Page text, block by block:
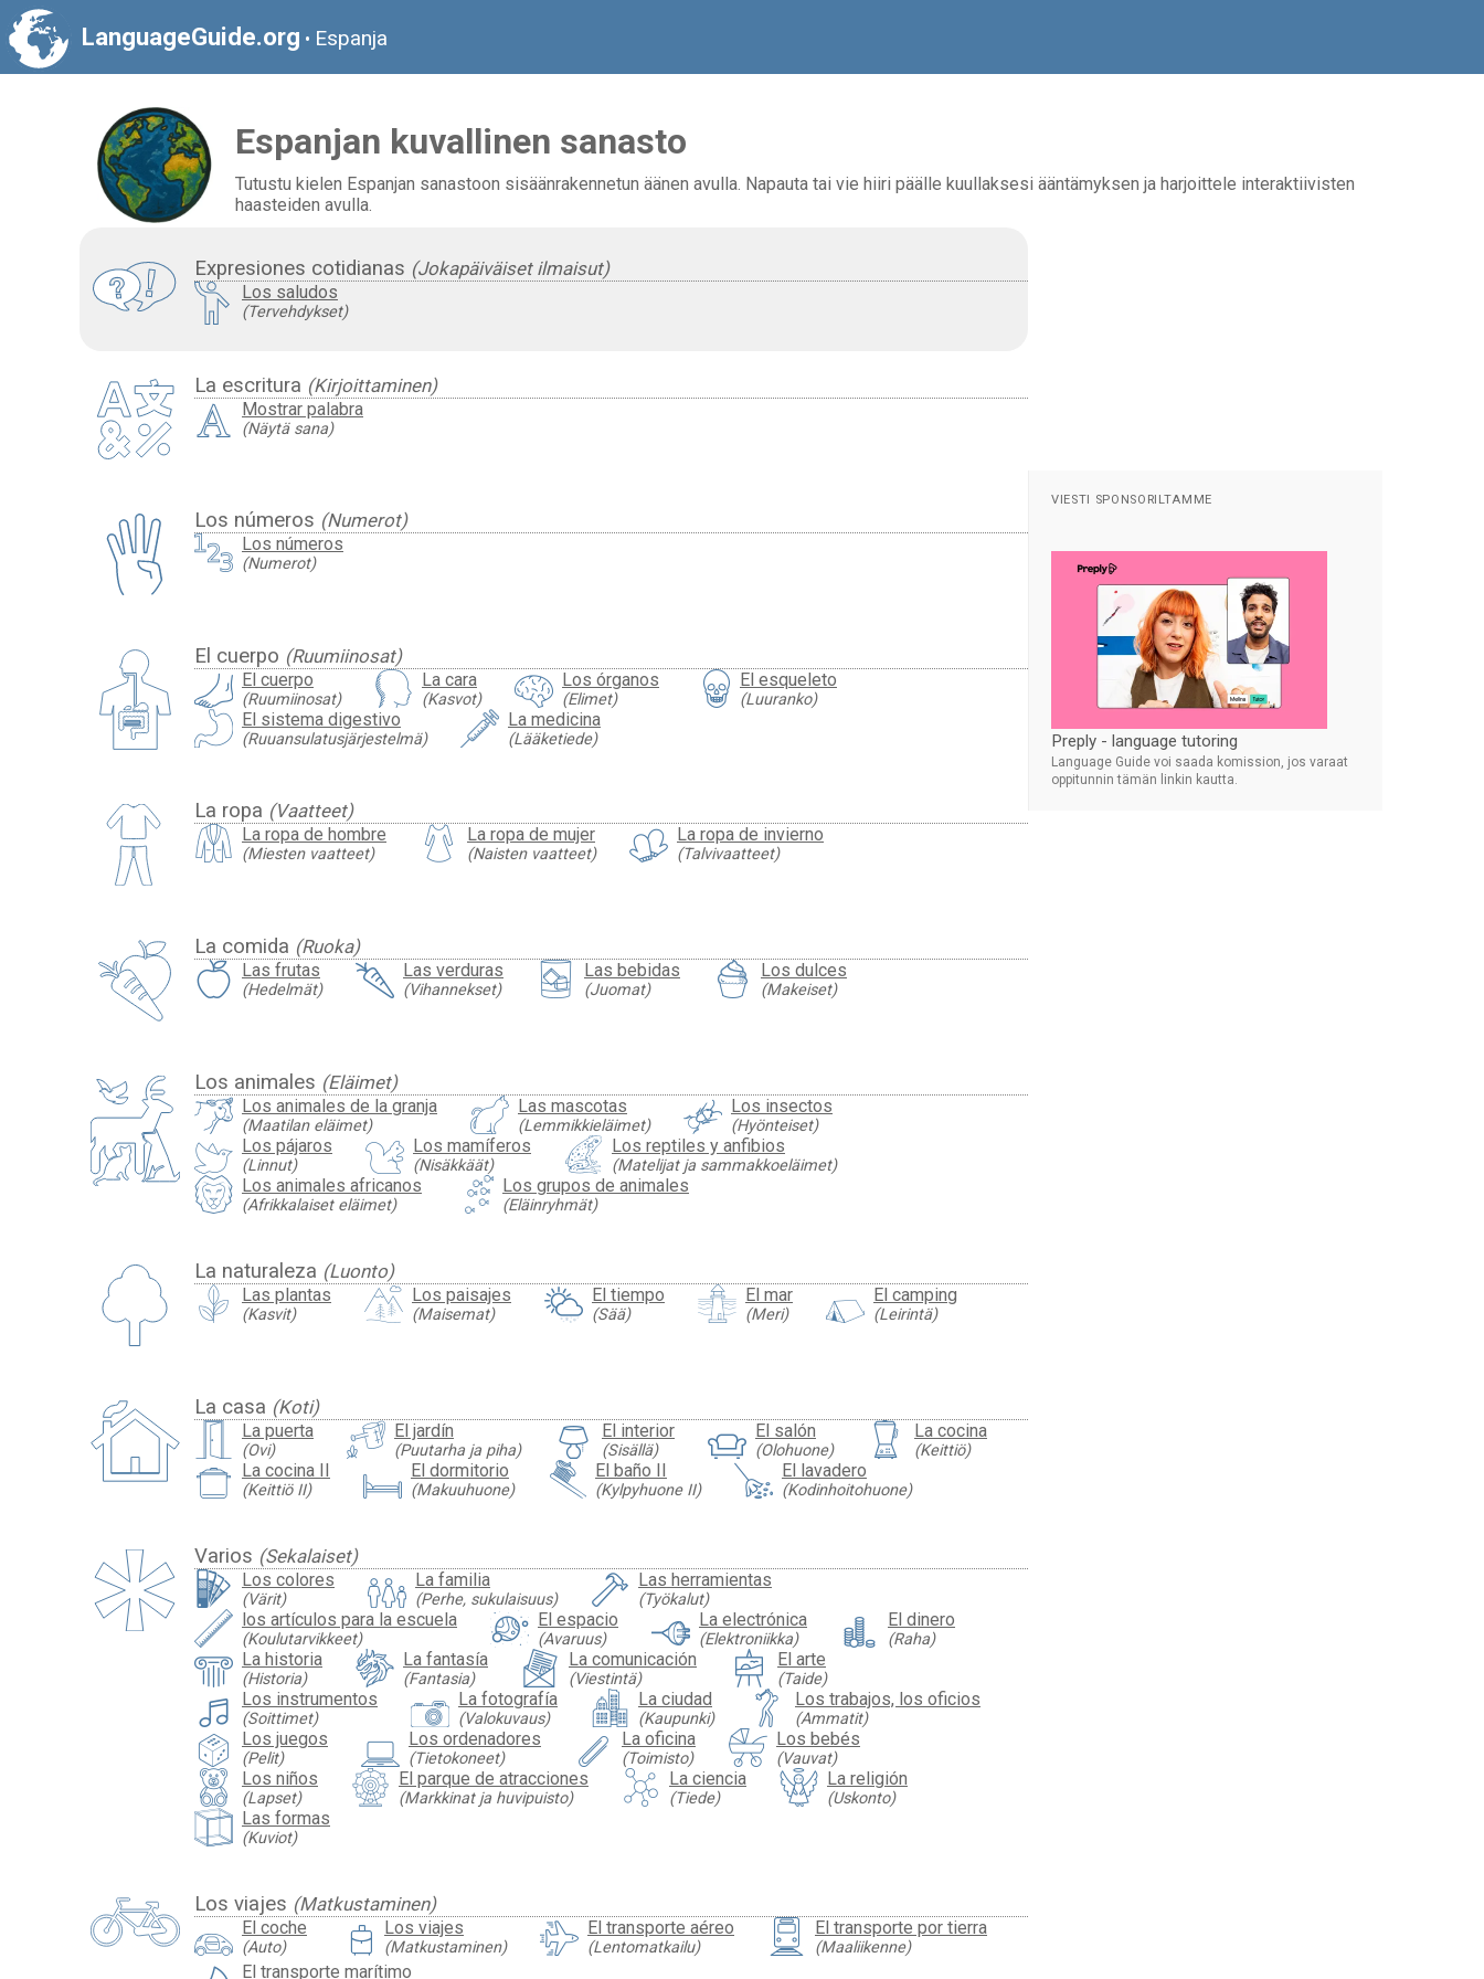
LanguageGuide.org • Espanja
Espanjan kuvallinen sanasto
Tutustu kielen Espanjan sanastoon sisäänrakennetun äänen avulla. Napauta tai vie hiiri päälle kuullaksesi ääntämyksen ja harjoittele interaktiivisten
haasteiden avulla.
Expresiones cotidianas (Jokapäiväiset ilmaisut)
Los saludos
(Tervehdykset)
La escritura (Kirjoittaminen)
Mostrar palabra
(Näytä sana)
Los números (Numerot)
Los números
(Numerot)
El cuerpo (Ruumiinosat)
El cuerpo
(Ruumiinosat)
La cara
(Kasvot)
Los órganos
(Elimet)
El esqueleto
(Luuranko)
El sistema digestivo
(Ruuansulatusjärjestelmä)
La medicina
(Lääketiede)
La ropa (Vaatteet)
La ropa de hombre
(Miesten vaatteet)
La ropa de mujer
(Naisten vaatteet)
La ropa de invierno
(Talvivaatteet)
La comida (Ruoka)
Las frutas
(Hedelmät)
Las verduras
(Vihannekset)
Las bebidas
(Juomat)
Los dulces
(Makeiset)
Los animales (Eläimet)
Los animales de la granja
(Maatilan eläimet)
Las mascotas
(Lemmikkieläimet)
Los insectos
(Hyönteiset)
Los pájaros
(Linnut)
Los mamíferos
(Nisäkkäät)
Los reptiles y anfibios
(Matelijat ja sammakkoeläimet)
Los animales africanos
(Afrikkalaiset eläimet)
Los grupos de animales
(Eläinryhmät)
La naturaleza (Luonto)
Las plantas
(Kasvit)
Los paisajes
(Maisemat)
El tiempo
(Sää)
El mar
(Meri)
El camping
(Leirintä)
La casa (Koti)
La puerta
(Ovi)
El jardín
(Puutarha ja piha)
El interior
(Sisällä)
El salón
(Olohuone)
La cocina
(Keittiö)
La cocina II
(Keittiö II)
El dormitorio
(Makuuhuone)
El baño II
(Kylpyhuone II)
El lavadero
(Kodinhoitohuone)
Varios (Sekalaiset)
Los colores
(Värit)
La familia
(Perhe, sukulaisuus)
Las herramientas
(Työkalut)
los artículos para la escuela
(Koulutarvikkeet)
El espacio
(Avaruus)
La electrónica
(Elektroniikka)
El dinero
(Raha)
La historia
(Historia)
La fantasía
(Fantasia)
La comunicación
(Viestintä)
El arte
(Taide)
Los instrumentos
(Soittimet)
La fotografía
(Valokuvaus)
La ciudad
(Kaupunki)
Los trabajos, los oficios
(Ammatit)
Los juegos
(Pelit)
Los ordenadores
(Tietokoneet)
La oficina
(Toimisto)
Los bebés
(Vauvat)
Los niños
(Lapset)
El parque de atracciones
(Markkinat ja huvipuisto)
La ciencia
(Tiede)
La religión
(Uskonto)
Las formas
(Kuviot)
Los viajes (Matkustaminen)
El coche
(Auto) travel_luggage_and_bags Los viajes
(Matkustaminen)
El transporte aéreo
(Lentomatkailu)
El transporte por tierra
(Maaliikenne)
El transporte marítimo
VIESTI SPONSORILTAMME
Preply - language tutoring
Language Guide voi saada komission, jos varaat
oppitunnin tämän linkin kautta.